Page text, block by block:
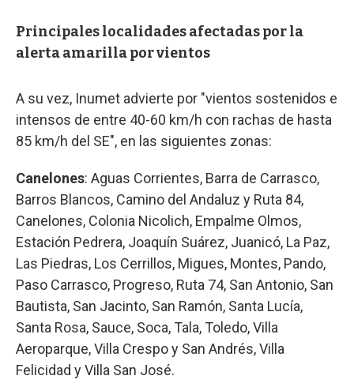
Principales localidades afectadas por la
alerta amarilla por vientos
A su vez, Inumet advierte por "vientos sostenidos e
intensos de entre 40-60 km/h con rachas de hasta
85 km/h del SE", en las siguientes zonas:
Canelones: Aguas Corrientes, Barra de Carrasco,
Barros Blancos, Camino del Andaluz y Ruta 84,
Canelones, Colonia Nicolich, Empalme Olmos,
Estación Pedrera, Joaquín Suárez, Juanicó, La Paz,
Las Piedras, Los Cerrillos, Migues, Montes, Pando,
Paso Carrasco, Progreso, Ruta 74, San Antonio, San
Bautista, San Jacinto, San Ramón, Santa Lucía,
Santa Rosa, Sauce, Soca, Tala, Toledo, Villa
Aeroparque, Villa Crespo y San Andrés, Villa
Felicidad y Villa San José.